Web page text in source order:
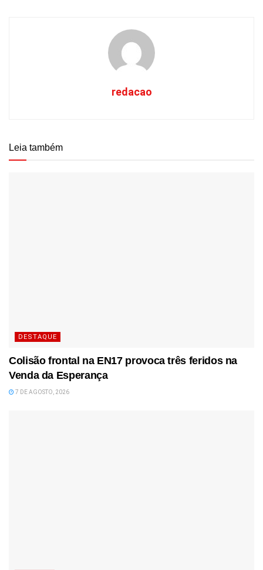
redacao
Leia também
DESTAQUE
Colisão frontal na EN17 provoca três feridos na
Venda da Esperança
7 DE AGOSTO, 2026